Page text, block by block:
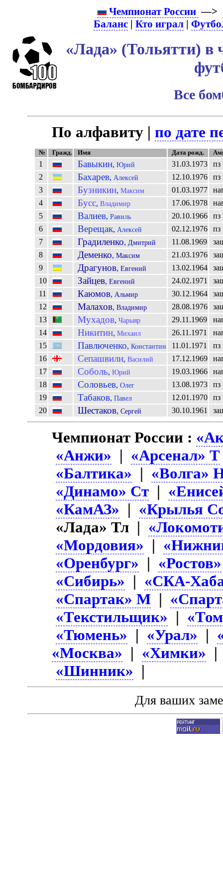
Чемпионат России —>
Баланс |Кто играл |
«Лада» (Тольятти) в
Все
По алфавиту |по дате
№ Гражд. Имя Дата рожд.
1 Бавыкин, Юрий 31.03.1973
пз
2
Бахарев, Алексей 12.10.1976
пз
3
Бузникин, Максим 01.03.1977
4
Бусс, Владимир 17.06.1978
5
Валиев, Равиль 20.10.1966
пз
6
Верещак, Алексей 02.12.1976
пз
7
Градиленко, Дмитрий 11.08.1969
8
Деменко, Максим 21.03.1976
9
Драгунов, Евгений 13.02.1964
10
Зайцев, Евгений 24.02.1971
11
Каюмов, Альмир 30.12.1964
12
Малахов, Владимир 28.08.1976
13
Мухадов, Чарыяр 29.11.1969
14
Никитин, Михаил 26.11.1971
15
Павлюченко, Константин 11.01.1971
пз
16
Сепашвили, Василий 17.12.1969
17
Соболь, Юрий 19.03.1966
18
Соловьев, Олег 13.08.1973
пз
19
Табаков, Павел 12.01.1970
пз
20
Шестаков, Сергей 30.10.1961
Чемпионат России :
«Анжи» | «Арсенал» Т
«Балтика» | «Волга»
«Динамо» Ст |
«КамАЗ» | «Крылья
«Лада» Тл |
«Мордовия» |
«Оренбург» | «Ростов»
«Сибирь» | «СКА-
«Спартак» М |
«Текстильщик» |
«Тюмень» | «Урал» |
«Москва» | «Химки»
«Шинник» |
Для ваших